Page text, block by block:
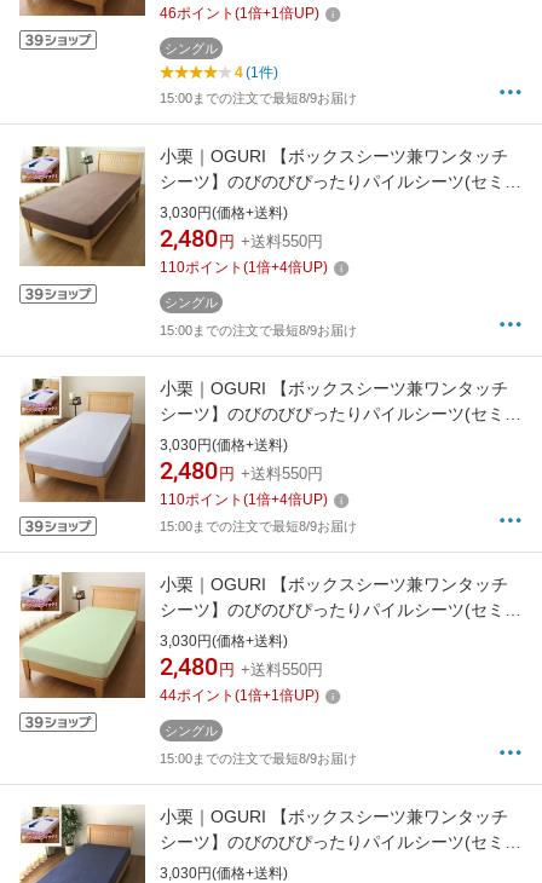
46ポイント (1倍+1倍UP)
シングル
4(1件)
15:00までの注文で最短8/9お届け
小栗｜OGURI 【ボックスシーツ兼ワンタッチ
シーツ】のびのびぴったりパイルシーツ(セミシ
ングル/シングルサイズ兼用/ブラウン)
3,030円(価格+送料)
2,480 円 +送料550円
110ポイント (1倍+4倍UP)
シングル
15:00までの注文で最短8/9お届け
小栗｜OGURI 【ボックスシーツ兼ワンタッチ
シーツ】のびのびぴったりパイルシーツ(セミシ
ングル/シングルサイズ兼用/サックス)
3,030円(価格+送料)
2,480 円 +送料550円
110ポイント (1倍+4倍UP)
15:00までの注文で最短8/9お届け
小栗｜OGURI 【ボックスシーツ兼ワンタッチ
シーツ】のびのびぴったりパイルシーツ(セミシ
ングル/シングルサイズ兼用/グリーン)
3,030円(価格+送料)
2,480 円 +送料550円
44ポイント (1倍+1倍UP)
シングル
15:00までの注文で最短8/9お届け
小栗｜OGURI 【ボックスシーツ兼ワンタッチ
シーツ】のびのびぴったりパイルシーツ(セミシ
ングル/シングルサイズ兼用/ネイビー)
3,030円(価格+送料)